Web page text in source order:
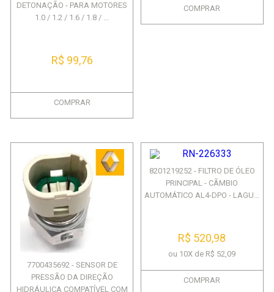
DETONAÇÃO - PARA MOTORES
1.0 / 1.2 / 1.6 / 1.8 / ...
R$ 99,76
COMPRAR
COMPRAR
7700435692 - SENSOR DE
PRESSÃO DA DIREÇÃO
HIDRÁULICA COMPATÍVEL COM
8201219252 - FILTRO DE ÓLEO
PRINCIPAL - CÃMBIO
AUTOMÁTICO AL4-DPO - LAGU...
R$ 520,98
ou 10X de R$ 52,09
COMPRAR